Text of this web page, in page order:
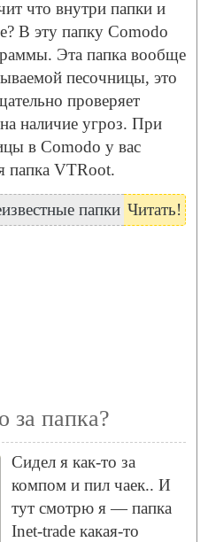
что внутри папки и
В эту папку Comodo
Эта папка вообще
песочницы, это
проверяет
наличие угроз. При
в Comodo у вас
папка VTRoot.
Читать!
папки
за папка?
Сидел я как-то за
компом и пил чаек.. И
тут смотрю я — папка
Inet-trade какая-то